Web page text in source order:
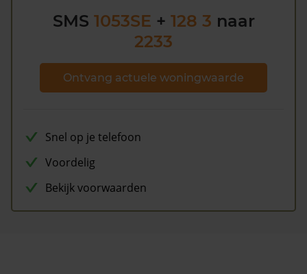
waarde en kansen op besparing. Schrijf uhiergratis in.
SMS 1053SE + 128 3 naar
2233
Ontvang actuele woningwaarde
Snel op je telefoon
Voordelig
Bekijk voorwaarden